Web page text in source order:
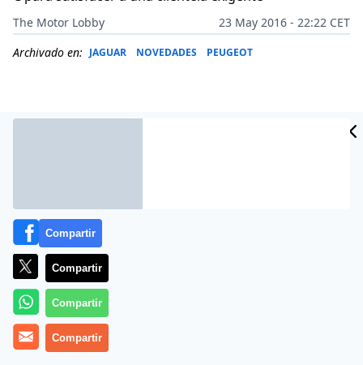
The Motor Lobby
23 May 2016 - 22:22 CET
Archivado en: JAGUAR NOVEDADES PEUGEOT
Las ventas de SUV en Europa se han multiplicado
2,5 desde hace 7 años
generación delPeugeot 3008
Compartir
Compartir
Compartir
Compartir